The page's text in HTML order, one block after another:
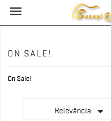

ON SALE!
On Sale!
Relevância 